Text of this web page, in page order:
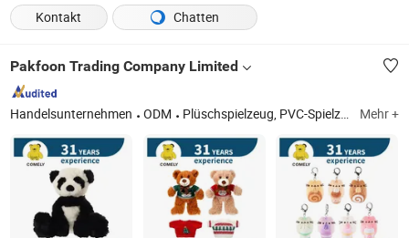
Kontakt
Chatten
Pakfoon Trading Company Limited
Handelsunternehmen ODM Plüschspielzeug, PVC-Spielzeug, Haustierspielzeug, Babyausstattung, weiches Spielzeug, funktionales Spielzeug, gefülltes Spielzeug, Stofftier Mehr +